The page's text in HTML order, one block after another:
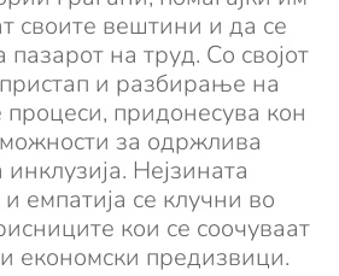
своите вештини и да се
на труд. Со својот
и разбирање на
придонесува кон
за одржлива
инклузија. Нејзината
емпатија се клучни во
кои се соочуваат
економски предизвици.